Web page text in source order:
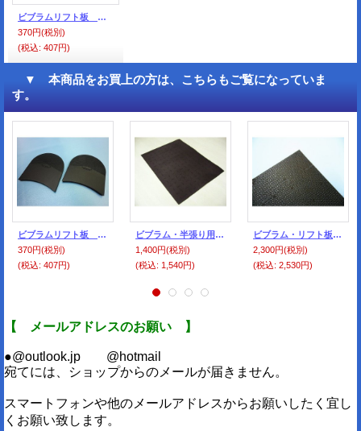
ビブラムリフト板 ＃5350 黒 サイズNO-3（中）
370円(税別)
(税込: 407円)
▼ 本商品をお買上の方は、こちらもご覧になっていま
す。
ビブラムリフト板 ＃5350 黒 サイズNO-3（中）
370円(税別)
(税込: 407円)
ビブラム・半張り用シート・濃茶
1,400円(税別)
(税込: 1,540円)
ビブラム・リフト板・黒
2,300円(税別)
(税込: 2,530円)
【 メールアドレスのお願い 】
●@outlook.jp @hotmail
宛てには、ショップからのメールが届きません。
スマートフォンや他のメールアドレスからお願いしたく宜し
くお願い致します。